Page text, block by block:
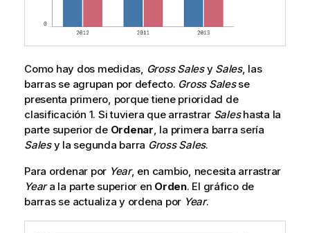
Como hay dos medidas, Gross Salesy Sales, las
barras se agrupan por defecto. Gross Salesse
presenta primero, porque tiene prioridad de
clasificación 1. Si tuviera que arrastrar Saleshasta la
parte superior de Ordenar, la primera barra sería
Salesy la segunda barra Gross Sales.
Para ordenar por Year, en cambio, necesita arrastrar
Yeara la parte superior en Orden. El gráfico de
barras se actualiza y ordena por Year.